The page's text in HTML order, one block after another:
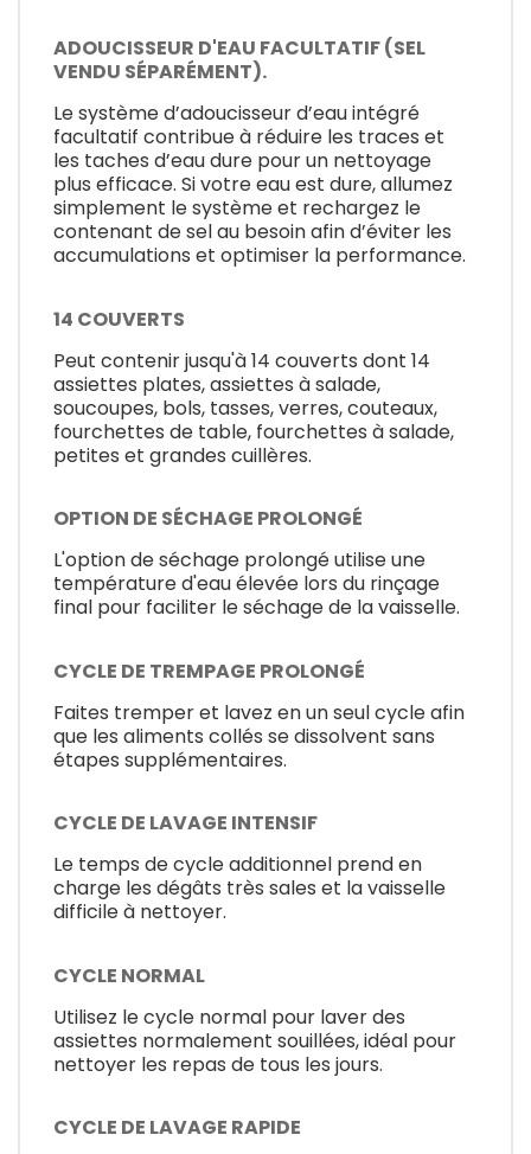
ADOUCISSEUR D'EAU FACULTATIF (SEL
VENDU SÉPARÉMENT).
Le système d’adoucisseur d’eau intégré
facultatif contribue à réduire les traces et
les taches d’eau dure pour un nettoyage
plus efficace. Si votre eau est dure, allumez
simplement le système et rechargez le
contenant de sel au besoin afin d’éviter les
accumulations et optimiser la performance.
14 COUVERTS
Peut contenir jusqu'à 14 couverts dont 14
assiettes plates, assiettes à salade,
soucoupes, bols, tasses, verres, couteaux,
fourchettes de table, fourchettes à salade,
petites et grandes cuillères.
OPTION DE SÉCHAGE PROLONGÉ
L'option de séchage prolongé utilise une
température d'eau élevée lors du rinçage
final pour faciliter le séchage de la vaisselle.
CYCLE DE TREMPAGE PROLONGÉ
Faites tremper et lavez en un seul cycle afin
que les aliments collés se dissolvent sans
étapes supplémentaires.
CYCLE DE LAVAGE INTENSIF
Le temps de cycle additionnel prend en
charge les dégâts très sales et la vaisselle
difficile à nettoyer.
CYCLE NORMAL
Utilisez le cycle normal pour laver des
assiettes normalement souillées, idéal pour
nettoyer les repas de tous les jours.
CYCLE DE LAVAGE RAPIDE